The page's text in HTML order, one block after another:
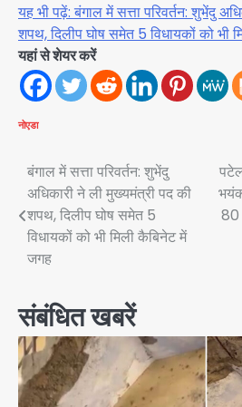
यह भी पढ़ें: बंगाल में सत्ता परिवर्तन: शुभेंदु
शपथ, दिलीप घोष समेत 5 विधायकों को भी
यहां से शेयर करें
नोएडा
Post
navigation
बंगाल में सत्ता परिवर्तन: शुभेंदु
अधिकारी ने ली मुख्यमंत्री पद की
शपथ, दिलीप घोष समेत 5
विधायकों को भी मिली कैबिनेट में
जगह
80
संबंधित खबरें